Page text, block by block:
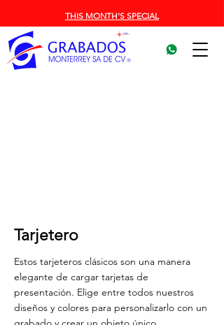
THIS MONTH'S SPECIAL
Tarjetero
Estos tarjeteros clásicos son una manera
elegante de cargar tarjetas de
presentación. Elige entre todos nuestros
diseños y colores para personalizarlo con un